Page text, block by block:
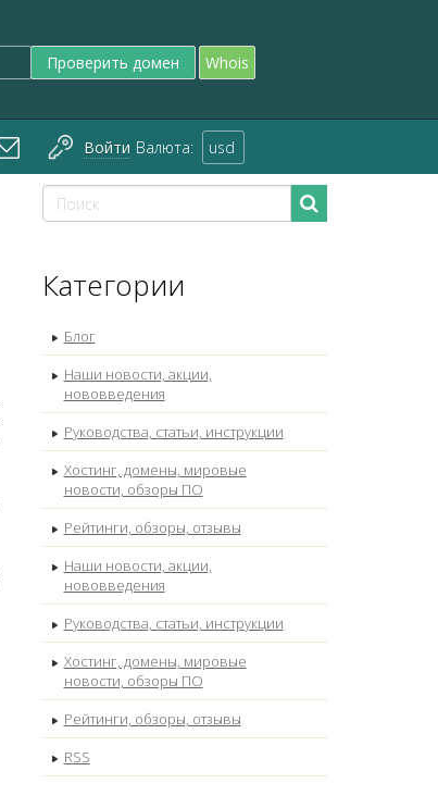
Проверить домен Whois
Войти Валюта: usd
Категории
Блог
Наши новости, акции,
нововведения
Руководства, статьи, инструкции
Хостинг, домены, мировые
новости, обзоры ПО
Рейтинги, обзоры, отзывы
Наши новости, акции,
нововведения
Руководства, статьи, инструкции
Хостинг, домены, мировые
новости, обзоры ПО
Рейтинги, обзоры, отзывы
RSS